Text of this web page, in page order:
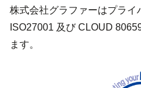
株式会社グラファーはプライ
ISO27001 及び CLOUD
ます。